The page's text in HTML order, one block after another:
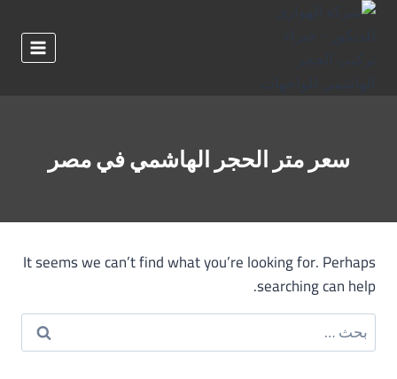
التجاوز
سعر متر الحجر الهاشمي في مصر
It seems we can’t find what you’re looking for. Perhaps
searching can help.
البحث
عن: